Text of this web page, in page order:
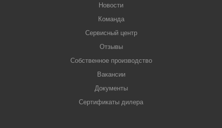
Новости
Команда
Сервисный центр
Отзывы
Собственное производство
Вакансии
Документы
Сертификаты дилера